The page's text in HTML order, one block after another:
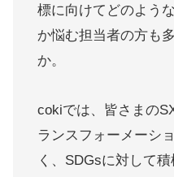
標に向けてどのよう
か悩む担当者の方も
か。
cokiでは、皆さまの
ランスフォーメーシ
く、SDGsに対して